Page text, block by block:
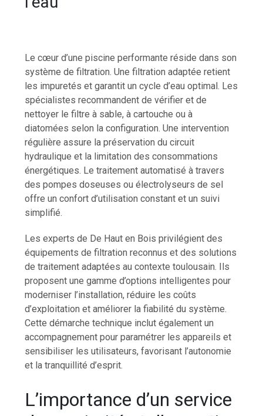
Le cœur d’une piscine performante réside dans son
système de filtration. Une filtration adaptée retient
les impuretés et garantit un cycle d’eau optimal. Les
spécialistes recommandent de vérifier et de
nettoyer le filtre à sable, à cartouche ou à
diatomées selon la configuration. Une intervention
régulière assure la préservation du circuit
hydraulique et la limitation des consommations
énergétiques. Le traitement automatisé à travers
des pompes doseuses ou électrolyseurs de sel
offre un confort d’utilisation constant et un suivi
simplifié.
Les experts de De Haut en Bois privilégient des
équipements de filtration reconnus et des solutions
de traitement adaptées au contexte toulousain. Ils
proposent une gamme d’options intelligentes pour
moderniser l’installation, réduire les coûts
d’exploitation et améliorer la fiabilité du système.
Cette démarche technique inclut également un
accompagnement pour paramétrer les appareils et
sensibiliser les utilisateurs, favorisant l’autonomie
et la tranquillité d’esprit.
L’importance d’un service